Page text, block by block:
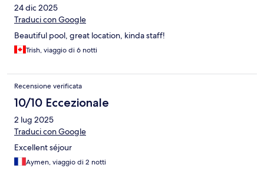
24 dic 2025
Traduci con Google
Beautiful pool, great location, kinda staff!
Trish, viaggio di 6 notti
Recensione verificata
10/10 Eccezionale
2 lug 2025
Traduci con Google
Excellent séjour
Aymen, viaggio di 2 notti